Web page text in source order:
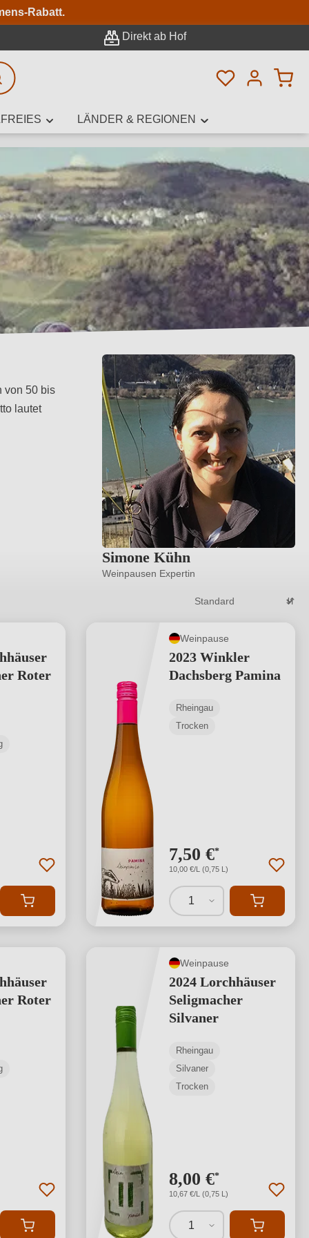
Rabatt.
Direkt ab Hof
Du hast 0
LÄNDER & REGIONEN
von 50 bis
lautet
Simone Kühn
Weinpausen Expertin
Roter
Weinpause
2023 Winkler
Dachsberg Pamina
Rheingau
Trocken
7,50 €*
10,00 €/L (0,75 L)
1
Roter
Weinpause
2024 Lorchhäuser
Seligmacher
Silvaner
Rheingau
Silvaner
Trocken
8,00 €*
10,67 €/L (0,75 L)
1
Suche